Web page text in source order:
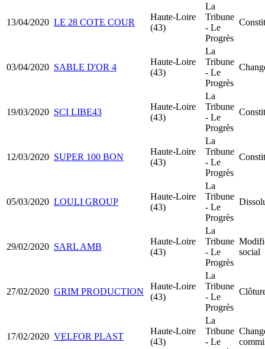
13/04/2020 LE 28 COTE COUR
Haute-Loire
(43)
La
Tribune
- Le
Progrès
03/04/2020 SABLE D'OR 4
Haute-Loire
(43)
La
Tribune
- Le
Progrès
19/03/2020 SCI LIBE43
Haute-Loire
(43)
La
Tribune
- Le
Progrès
12/03/2020 SUPER 100 BON
Haute-Loire
(43)
La
Tribune
- Le
Progrès
05/03/2020 LOULI GROUP
Haute-Loire
(43)
La
Tribune
- Le
Progrès
29/02/2020 SARL AMB
Haute-Loire
(43)
La
Tribune
- Le
Progrès
social
27/02/2020 GRIM PRODUCTION
Haute-Loire
(43)
La
Tribune
- Le
Progrès
17/02/2020 VELFOR PLAST
Haute-Loire
(43)
La
Tribune
- Le